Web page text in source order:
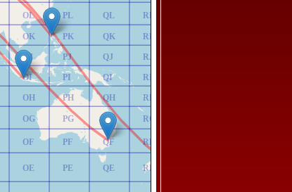
OE
OF
OG
OH
OI
OJ
OK
OL
PE
PF
PG
PH
PI
PJ
PK
PL
QE
QF
QG
QH
QI
QJ
QK
QL
RE
RF
RG
RH
RI
RJ
RK
RL